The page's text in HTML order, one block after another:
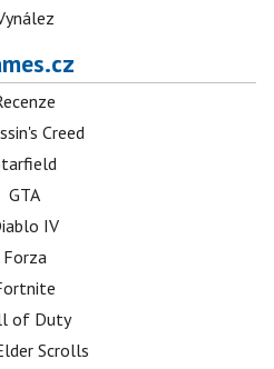
Creed
GTA
IV
Forza
of Duty
Scrolls